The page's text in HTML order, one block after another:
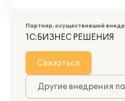
Партнер, осуществивший
1С:БИЗНЕС РЕШЕНИЯ
Связаться
Другие внедрения